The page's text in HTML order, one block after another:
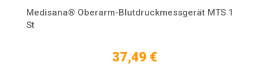
Medisana® Oberarm-Blutdruckmessgerät MTS 1
St
37,49 €